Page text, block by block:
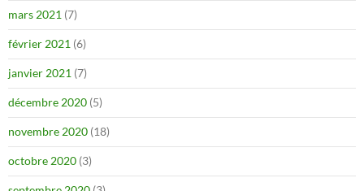
mars 2021 (7)
février 2021 (6)
janvier 2021 (7)
décembre 2020 (5)
novembre 2020 (18)
octobre 2020 (3)